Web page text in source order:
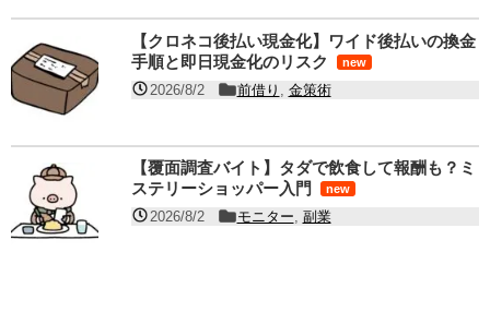
【クロネコ後払い現金化】ワイド後払いの換金
手順と即日現金化のリスク
new
2026/8/2 前借り 金策術
【覆面調査バイト】タダで飲食して報酬も？ミ
ステリーショッパー入門
new
2026/8/2 モニター, 副業